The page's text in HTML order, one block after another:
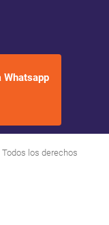
Whatsapp
los derechos